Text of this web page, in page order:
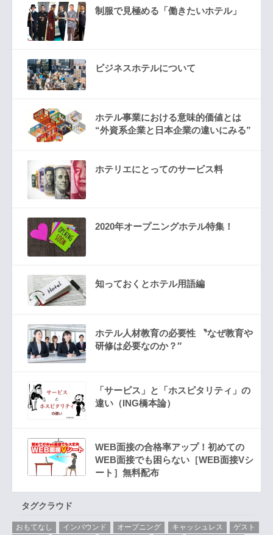
制服で見極める「働きたいホテル」
ビジネスホテルについて
ホテル事業における意味的価値とは
“外資系企業と日本企業の違いにみる”
ホテリエにとってのサービス料
2020年オープニングホテル特集！
知っておくとホテル用語編
ホテル人材教育の必要性 〝なぜ教育や
研修は必要なのか？″
「サービス」と「ホスピタリティ」の
違い（ING橋本論）
WEB面接の合格率アップ！初めての
WEB面接でも困らない［WEB面接Vシ
ート］無料配布
タグクラウド
おもてなし インバウンド オープニング キャッシュレス ゲスト